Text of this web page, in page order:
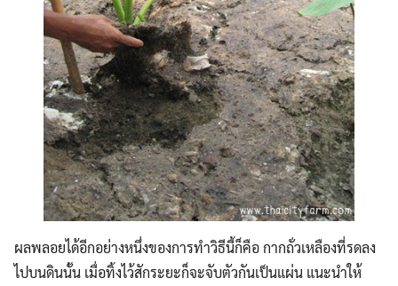
ผลพลอยได้อีกอย่างหนึ่งของการทำวิธีนี้ก็คือ กากถั่วเหลืองที่รดลง
ไปบนดินนั้น เมื่อทิ้งไว้สักระยะก็จะจับตัวกันเป็นแผ่น แนะนำให้